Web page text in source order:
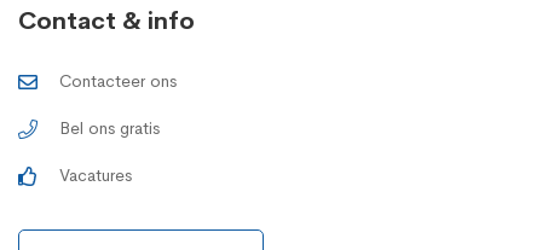
Contact & info
Contacteer ons
Bel ons gratis
Vacatures